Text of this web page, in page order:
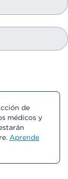
de
médicos y
Aprende